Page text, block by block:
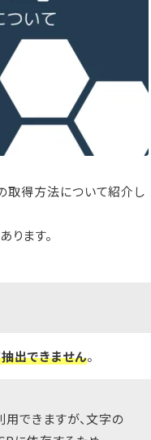
取得方法について紹介し
ります。
出できません。
できますが、文字の